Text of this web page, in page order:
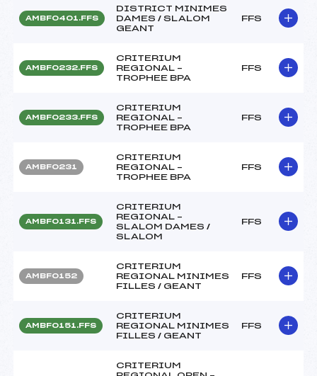
AMBF0401.FFS
DISTRICT MINIMES
DAMES / SLALOM
GEANT
FFS
AMBF0232.FFS
CRITERIUM
REGIONAL –
TROPHEE BPA
FFS
AMBF0233.FFS
CRITERIUM
REGIONAL –
TROPHEE BPA
FFS
AMBF0231
CRITERIUM
REGIONAL –
TROPHEE BPA
FFS
AMBF0131.FFS
CRITERIUM
REGIONAL –
SLALOM DAMES /
SLALOM
FFS
AMBF0152
CRITERIUM
REGIONAL MINIMES
FILLES / GEANT
FFS
AMBF0151.FFS
CRITERIUM
REGIONAL MINIMES
FILLES / GEANT
FFS
CRITERIUM